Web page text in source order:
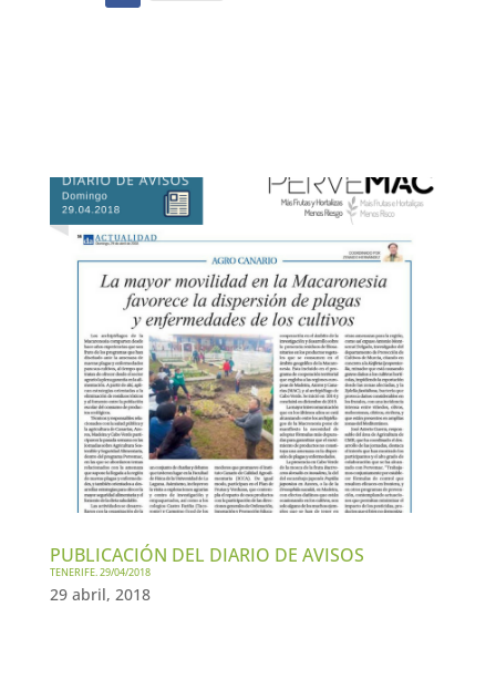
PUBLICACIÓN DEL DIARIO DE AVISOS
TENERIFE. 29/04/2018
29 abril, 2018